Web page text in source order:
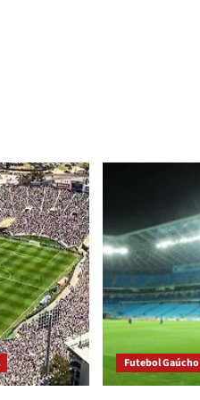
Futebol Gaúcho